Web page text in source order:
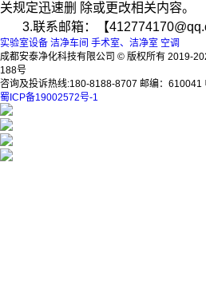
关规定迅速删 除或更改相关内容。
3.联系邮箱：【
实验室设备 洁净车间 手术室、洁净室 空调
成都安泰净化科技有限公司 © 版权所有 2019-
188号
咨询及投诉热线:180-8188-8707 邮编：
蜀ICP备19002572号-1